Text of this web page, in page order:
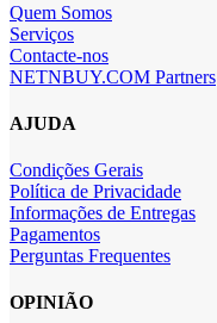
Quem Somos
Serviços
Contacte-nos
NETNBUY.COM Partners
AJUDA
Condições Gerais
Política de Privacidade
Informações de Entregas
Pagamentos
Perguntas Frequentes
OPINIÃO